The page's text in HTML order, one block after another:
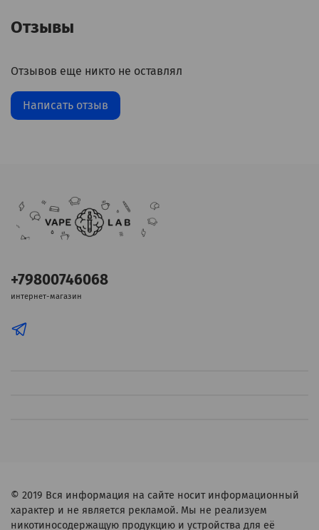
Отзывы
Отзывов еще никто не оставлял
Написать отзыв
+79800746068
интернет-магазин
© 2019 Вся информация на сайте носит информационный
характер и не является рекламой. Мы не реализуем
никотиносодержащую продукцию и устройства для её